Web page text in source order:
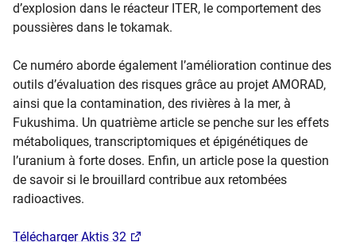
d’explosion dans le réacteur ITER, le comportement des
poussières dans le tokamak.
Ce numéro aborde également l’amélioration continue des
outils d’évaluation des risques grâce au projet AMORAD,
ainsi que la contamination, des rivières à la mer, à
Fukushima. Un quatrième article se penche sur les effets
métaboliques, transcriptomiques et épigénétiques de
l’uranium à forte doses. Enfin, un article pose la question
de savoir si le brouillard contribue aux retombées
radioactives.
Télécharger Aktis 32